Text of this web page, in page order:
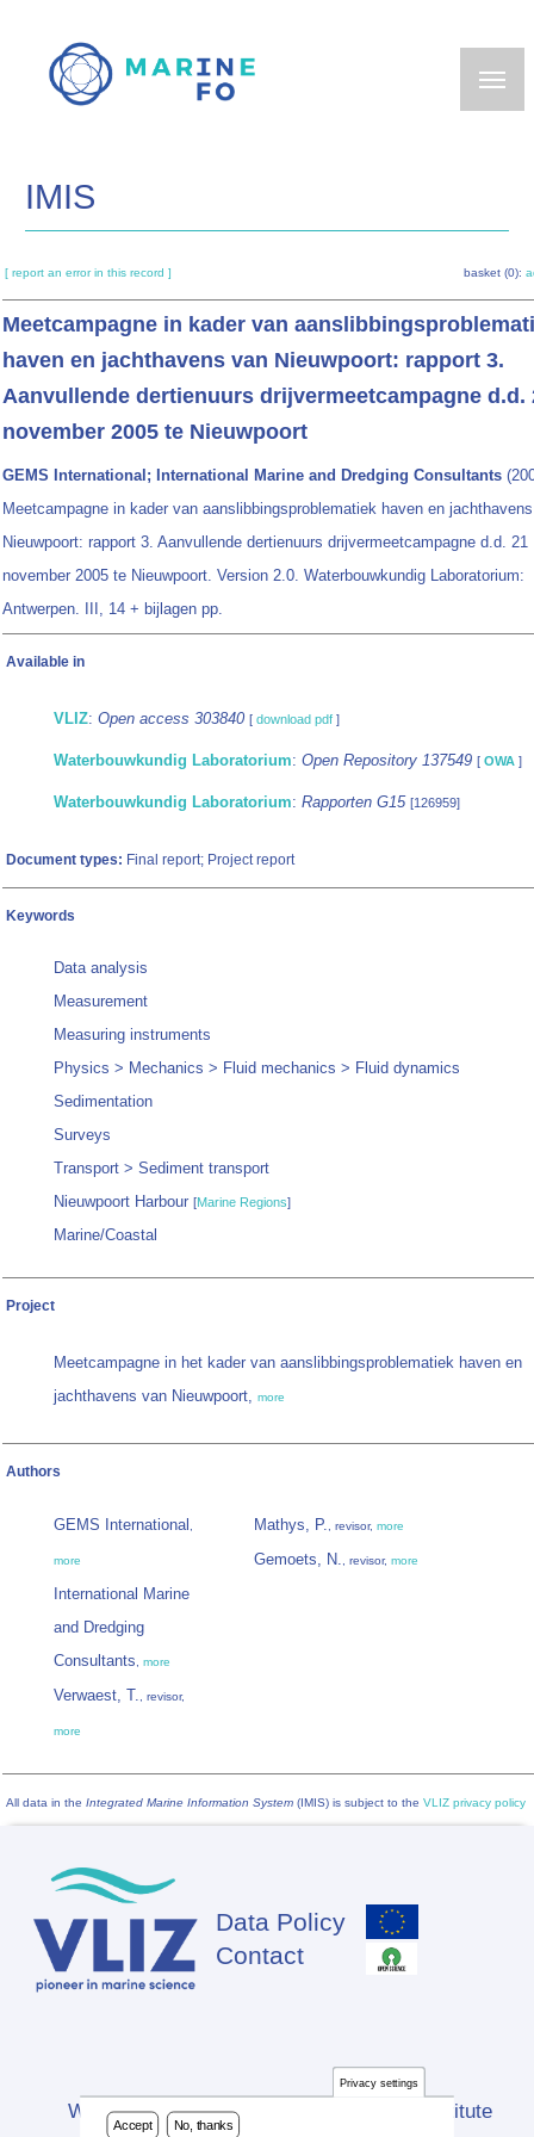
main
IMIS
[ report an error in this record ] basket (0):
Meetcampagne in kader van
haven en jachthavens van Nieuwpoort: rapport 3.
Aanvullende dertienuurs drijvermeetcampagne d.d.
november 2005 te Nieuwpoort
GEMS International; International Marine and Dredging Consultants
Meetcampagne in kader van aanslibbingsproblematiek haven en
Nieuwpoort: rapport 3. Aanvullende dertienuurs drijvermeetcampagne d.d. 21
november 2005 te Nieuwpoort. Version 2.0. Waterbouwkundig Laboratorium:
Antwerpen. III, 14 + bijlagen pp.
Available in
VLIZ: Open access 303840 [ download pdf ]
Waterbouwkundig Laboratorium: Open Repository 137549 [ OWA ]
Waterbouwkundig Laboratorium: Rapporten G15 [126959]
Document types: Final report; Project report
Keywords
Data analysis
Measurement
Measuring instruments
Physics > Mechanics > Fluid mechanics > Fluid dynamics
Sedimentation
Surveys
Transport > Sediment transport
Nieuwpoort Harbour [Marine Regions]
Marine/Coastal
Project
Meetcampagne in het kader van aanslibbingsproblematiek haven en
jachthavens van Nieuwpoort, more
Authors
GEMS International ,
more
International Marine
and Dredging
Consultants, more
Verwaest, T., revisor,
more
Mathys, P., revisor, more
Gemoets, N., revisor, more
All data in the Integrated Marine Information System (IMIS) is subject to the VLIZ privacy policy
Footer
Data Policy
Contact
Website developed by Flanders Marine Institute
Privacy settings
Accept No, thanks